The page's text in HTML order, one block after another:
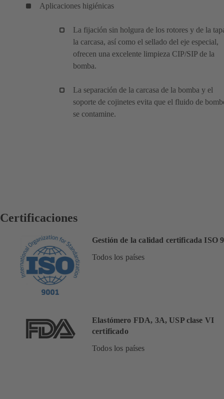
Aplicaciones higiénicas
La fijación sin holgura de los rotores y de la
la carcasa, así como el sellado del eje especial,
ofrecen una excelente limpieza CIP/SIP de la
bomba.
La separación de la carcasa de la bomba y el
soporte de cojinetes evita que el fluido de
se contamine.
Certificaciones
Gestión de la calidad certificada ISO
Todos los países
Elastómero FDA, 3A, USP clase VI
certificado
Todos los países